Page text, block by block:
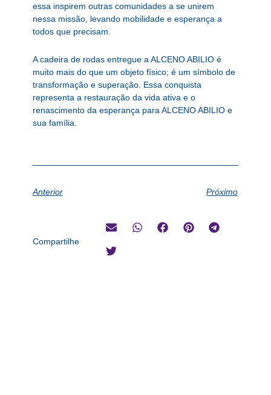
essa inspirem outras comunidades a se unirem
nessa missão, levando mobilidade e esperança a
todos que precisam.
A cadeira de rodas entregue a ALCENO ABILIO é
muito mais do que um objeto físico; é um símbolo de
transformação e superação. Essa conquista
representa a restauração da vida ativa e o
renascimento da esperança para ALCENO ABILIO e
sua família.
Anterior Próximo
Compartilhe